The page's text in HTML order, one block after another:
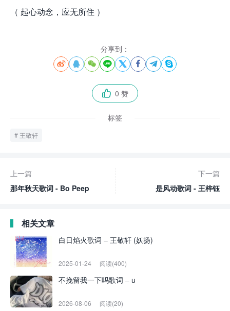
（ 起心动念，应无所住 ）
分享到：
       
 0 赞
标签
王敬轩
上一篇
那年秋天歌词 - Bo Peep
下一篇
是风动歌词 - 王梓钰
相关文章
白日焰火歌词 – 王敬轩 (妖扬)
2025-01-24 阅读(400)
不挽留我一下吗歌词 – u
2026-08-06 阅读(20)